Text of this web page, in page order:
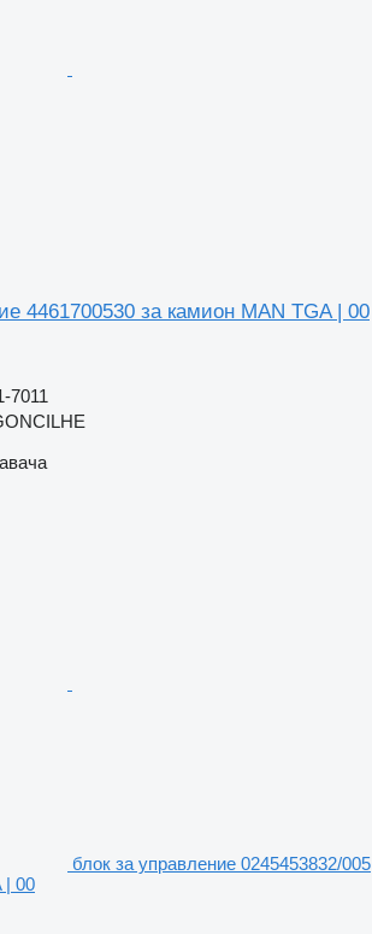
4461700530 за камион MAN TGA | 00
7011
блок за управление 0245453832/005
| 00